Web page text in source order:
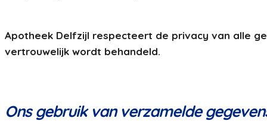
Apotheek Delfzijl respecteert de privacy van alle
vertrouwelijk wordt behandeld.
Ons gebruik van verzamelde